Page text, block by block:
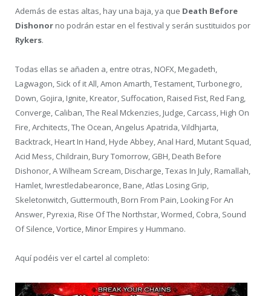
Además de estas altas, hay una baja, ya que Death Before
Dishonor no podrán estar en el festival y serán sustituidos por
Rykers.
Todas ellas se añaden a, entre otras, NOFX, Megadeth,
Lagwagon, Sick of it All, Amon Amarth, Testament, Turbonegro,
Down, Gojira, Ignite, Kreator, Suffocation, Raised Fist, Red Fang,
Converge, Caliban, The Real Mckenzies, Judge, Carcass, High On
Fire, Architects, The Ocean, Angelus Apatrida, Vildhjarta,
Backtrack, Heart In Hand, Hyde Abbey, Anal Hard, Mutant Squad,
Acid Mess, Childrain, Bury Tomorrow, GBH, Death Before
Dishonor, A Wilheam Scream, Discharge, Texas In July, Ramallah,
Hamlet, Iwrestledabearonce, Bane, Atlas Losing Grip,
Skeletonwitch, Guttermouth, Born From Pain, Looking For An
Answer, Pyrexia, Rise Of The Northstar, Wormed, Cobra, Sound
Of Silence, Vortice, Minor Empires y Hummano.
Aquí podéis ver el cartel al completo: